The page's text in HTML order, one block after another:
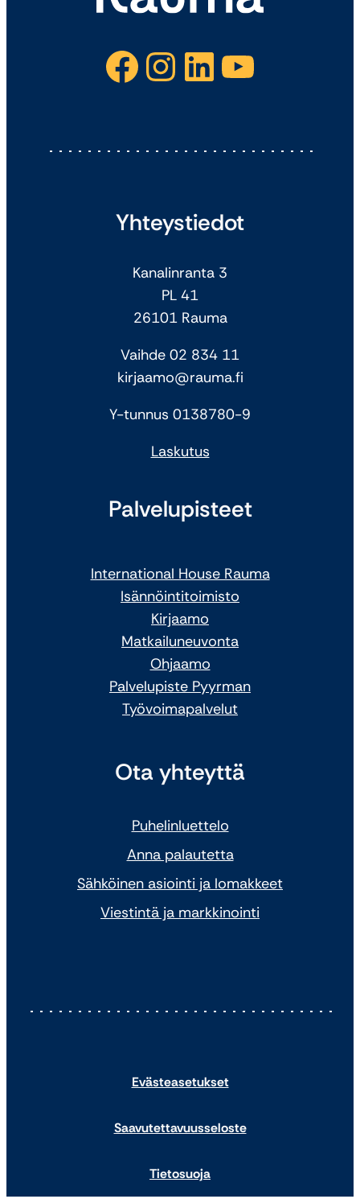
Facebook Instagram LinkedIn YouTube
Yhteystiedot
Kanalinranta 3
PL 41
26101 Rauma
Vaihde 02 834 11
kirjaamo@rauma.fi
Y-tunnus 0138780-9
Laskutus
Palvelupisteet
International House Rauma
Isännöintitoimisto
Kirjaamo
Matkailuneuvonta
Ohjaamo
Palvelupiste Pyyrman
Työvoimapalvelut
Ota yhteyttä
Puhelinluettelo
Anna palautetta
Sähköinen asiointi ja lomakkeet
Viestintä ja markkinointi
Evästeasetukset
Saavutettavuusseloste
Tietosuoja